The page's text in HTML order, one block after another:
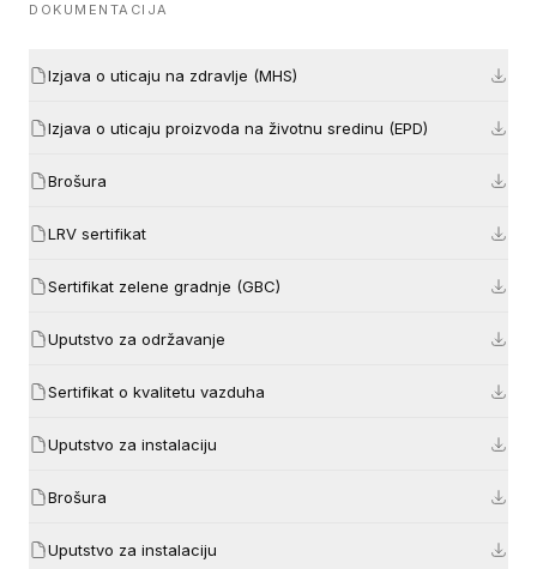
DOKUMENTACIJA
Izjava o uticaju na zdravlje (MHS)
Izjava o uticaju proizvoda na životnu sredinu (EPD)
Brošura
LRV sertifikat
Sertifikat zelene gradnje (GBC)
Uputstvo za održavanje
Sertifikat o kvalitetu vazduha
Uputstvo za instalaciju
Brošura
Uputstvo za instalaciju